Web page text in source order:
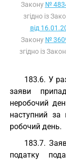
Закону №
згідно із
від
Закону №
згідно із
183.6. У
заяви
неробочий
наступний за
робочий день.
183.7.
податку